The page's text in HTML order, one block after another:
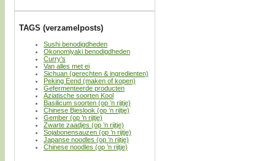
TAGS (verzamelposts)
Sushi benodigdheden
Okonomiyaki benodigdheden
Curry’s
Van alles met ei
Sichuan (gerechten & ingredienten)
Peking Eend (maken of kopen)
Gefermenteerde producten
Aziatische soorten Kool
Basilicum soorten (op ’n rijtje)
Chinese Bieslook (op ’n rijtje)
Gember (op ’n rijtje)
Zwarte zaadjes (op ’n rijtje)
Sojabonensauzen (op ’n rijtje)
Japanse noodles (op ’n rijtje)
Chinese noodles (op ’n rijtje)